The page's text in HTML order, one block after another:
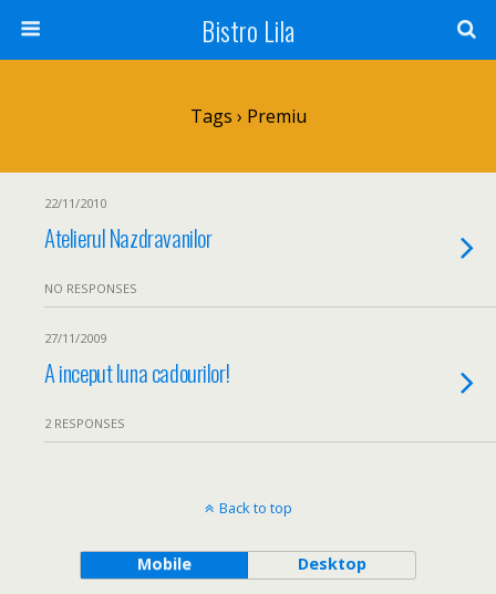
Bistro Lila
Tags › Premiu
22/11/2010
Atelierul Nazdravanilor
NO RESPONSES
27/11/2009
A inceput luna cadourilor!
2 RESPONSES
Back to top
Mobile Desktop